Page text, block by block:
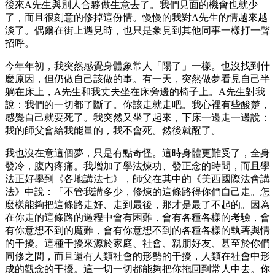
後來A先生與別人合夥做生意去了。我們見面的機會也就少
了，而且很刻意的修掉這份情。慢慢的我對A先生的情越來越
淡了。偶爾在街上遇見時，也只是象見到其他同事一樣打一聲
招呼。
今年年初，我突然感覺身體象常人「陽了」一樣。也沒找到什
麼原因，但仍做自己該做的事。有一天，突然做夢看見自己半
躺在床上，A先生和我丈夫坐在床旁邊的椅子上。A先生對我
說：我們的一切都了斷了。你該走就走吧。我心裡有些酸楚，
感覺自己就要死了。我突然又坐了起來，下床一邊走一邊說：
我的師父會給我能量的，我不會死。然後就醒了。
我也沒在意這個夢，只是有點奇怪。這時身體更難受了，全身
發冷，腹內疼痛。我增加了學法煉功、發正念的時間，而且學
法正好學到《各地講法七》，師父在其中的《美西國際法會講
法》中說：「不管我講多少，修煉的這條路得你們自己走。怎
麼樣能夠把這條路走好、走到最後，那才是最了不起的。因為
在你走的這條路的過程中會有困難，會有各種各樣的考驗，會
有你意想不到的魔難，會有你意想不到的各種各樣的執著與情
的干擾。這種干擾來源於家庭、社會、親朋好友、甚至於你們
同修之間，而且還有人類社會的形勢的干擾，人類在社會中形
成的觀念的干擾。這一切一切都能夠把你拖回到常人中去。你